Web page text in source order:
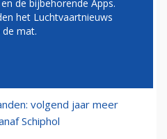
onder meer
vrijgeven op Schiphol
volgend jaar meer
Schiphol
de bijbehorende Apps.
het Luchtvaartnieuws
mat.